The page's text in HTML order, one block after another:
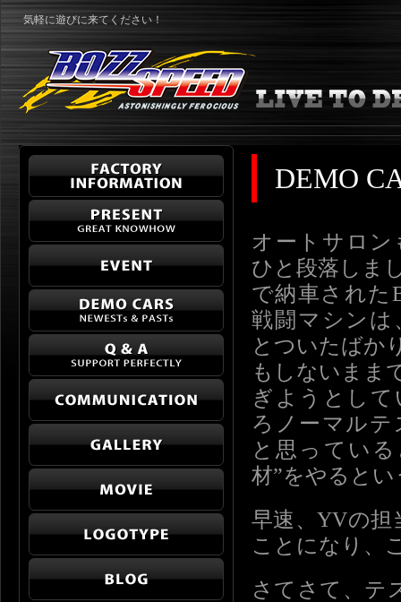
気軽に遊びに来てください！
DEMO
オートサロ
ひと段落しま
で納車された
戦闘マシンは
とついたばか
もしないまま
ぎようとし
ろノーマル
と思ってい
材”をやると
早速、YVの担
ことになり、
さてさて、テ